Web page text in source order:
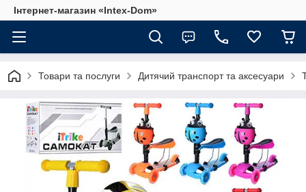
Інтернет-магазин «Intex-Dom»
Товари та послуги Дитячий транспорт та аксесуари